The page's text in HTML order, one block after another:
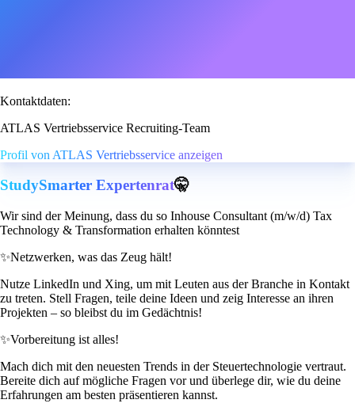
Kontaktdaten:
ATLAS Vertriebsservice Recruiting-Team
Profil von ATLAS Vertriebsservice anzeigen
StudySmarter Expertenrat🤫
Wir sind der Meinung, dass du so Inhouse Consultant (m/w/d) Tax
Technology & Transformation erhalten könntest
✨Netzwerken, was das Zeug hält!
Nutze LinkedIn und Xing, um mit Leuten aus der Branche in Kontakt
zu treten. Stell Fragen, teile deine Ideen und zeig Interesse an ihren
Projekten – so bleibst du im Gedächtnis!
✨Vorbereitung ist alles!
Mach dich mit den neuesten Trends in der Steuertechnologie vertraut.
Bereite dich auf mögliche Fragen vor und überlege dir, wie du deine
Erfahrungen am besten präsentieren kannst.